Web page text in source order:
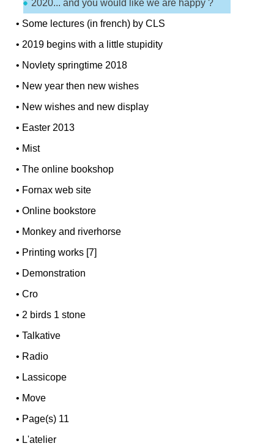
2020... and you would like we are happy ?
• Some lectures (in french) by CLS
• 2019 begins with a little stupidity
• Novlety springtime 2018
• New year then new wishes
• New wishes and new display
• Easter 2013
• Mist
•The online bookshop
• Fornax web site
•Online bookstore
• Monkey and riverhorse
• Printing works [7]
• Demonstration
•Cro
• 2 birds 1 stone
•Talkative
• Radio
• Lassicope
• Move
• Page(s) 11
• L'atelier